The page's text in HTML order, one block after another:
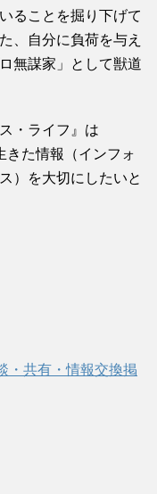
ることを掘り下げて
、自分に負荷を与え
無謀家」として獣道
・ライフ』は
きた情報（インフォ
）を大切にしたいと
・共有・情報交換掲